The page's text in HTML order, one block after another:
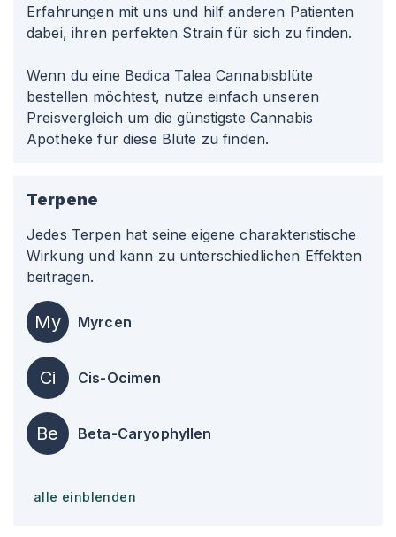
Erfahrungen mit uns und hilf anderen Patienten
dabei, ihren perfekten Strain für sich zu finden.
Wenn du eine Bedica Talea Cannabisblüte
bestellen möchtest, nutze einfach unseren
Preisvergleich um die günstigste Cannabis
Apotheke für diese Blüte zu finden.
Terpene
Jedes Terpen hat seine eigene charakteristische
Wirkung und kann zu unterschiedlichen Effekten
beitragen.
My Myrcen
Ci Cis-Ocimen
Be Beta-Caryophyllen
alle einblenden